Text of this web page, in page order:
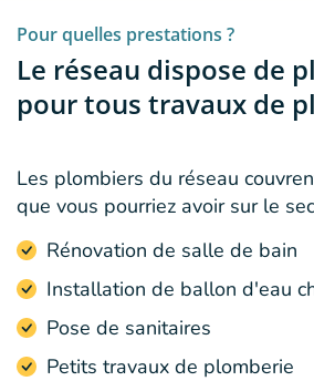
Pour quelles prestations ?
Le réseau dispose de
pour tous travaux de
Les plombiers du réseau
que vous pourriez avoir sur le
Rénovation de salle de bain
Installation de ballon d'eau
Pose de sanitaires
Petits travaux de plomberie